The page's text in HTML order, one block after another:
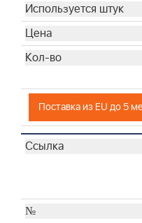
Поставка из EU до 5